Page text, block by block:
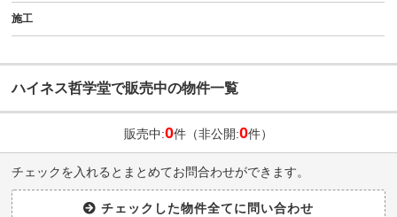
施工
ハイネス哲学堂で販売中の物件一覧
販売中:0件（非公開:0件）
チェックを入れるとまとめてお問合わせができます。